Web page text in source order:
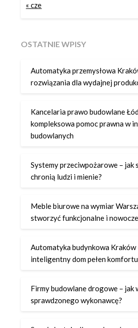
« cze
OSTATNIE WPISY
Automatyka przemysłowa
rozwiązania dla wydajnej
Kancelaria prawo budowlane
kompleksowa pomoc prawna w
budowlanych
Systemy przeciwpożarowe – jak
chronią ludzi i mienie?
Meble biurowe na wymiar
stworzyć funkcjonalne i
Automatyka budynkowa
inteligentny dom pełen
Firmy budowlane drogowe – jak
sprawdzonego wykonawcę?